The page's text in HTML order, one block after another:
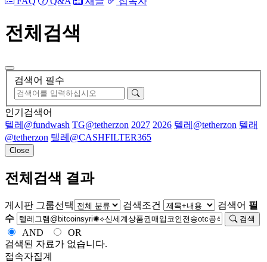
전체검색
검색어 필수
인기검색어
텔레@fundwash TG@tetherzon 2027 2026 텔레@tetherzon 텔래
@tetherzon 텔레@CASHFILTER365
Close
전체검색 결과
게시판 그룹선택 검색조건 검색어 필
수
검색
AND
OR
검색된 자료가 없습니다.
접속자집계